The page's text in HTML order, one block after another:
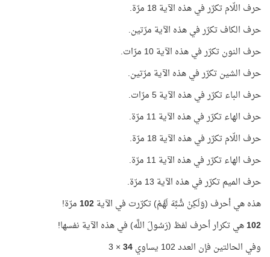
حرف اللّام تكرّر في هذه الآية 18 مرّة.
حرف الكاف تكرّر في هذه الآية مرّتين.
حرف النون تكرّر في هذه الآية 10 مرّات.
حرف الشين تكرّر في هذه الآية مرّتين.
حرف الباء تكرّر في هذه الآية 5 مرّات.
حرف الهاء تكرّر في هذه الآية 11 مرّة.
حرف اللّام تكرّر في هذه الآية 18 مرّة.
حرف الهاء تكرّر في هذه الآية 11 مرّة.
حرف الميم تكرّر في هذه الآية 13 مرّة.
هذه هي أحرف (وَلَكِنْ شُبِّهَ لَهُمْ) تكرّرت في الآية102مرّة!
102هي تكرار أحرف لفظ (رَسُولَ اللَّه) في هذه الآية نفسها!
وفي الحالتين فإن العدد 102 يساوي
34
× 3